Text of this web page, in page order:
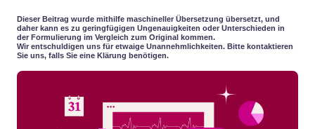
Dieser Beitrag wurde mithilfe maschineller Übersetzung übersetzt, und
daher kann es zu geringfügigen Ungenauigkeiten oder Unterschieden in
der Formulierung im Vergleich zum Original kommen.
Wir entschuldigen uns für etwaige Unannehmlichkeiten. Bitte kontaktieren
Sie uns, falls Sie eine Klärung benötigen.